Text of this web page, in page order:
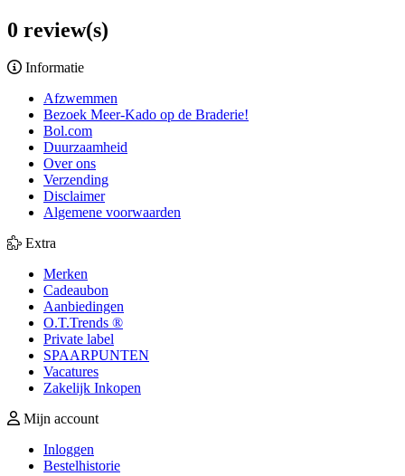
0 review(s)
Informatie
Afzwemmen
Bezoek Meer-Kado op de Braderie!
Bol.com
Duurzaamheid
Over ons
Verzending
Disclaimer
Algemene voorwaarden
Extra
Merken
Cadeaubon
Aanbiedingen
O.T.Trends ®
Private label
SPAARPUNTEN
Vacatures
Zakelijk Inkopen
Mijn account
Inloggen
Bestelhistorie